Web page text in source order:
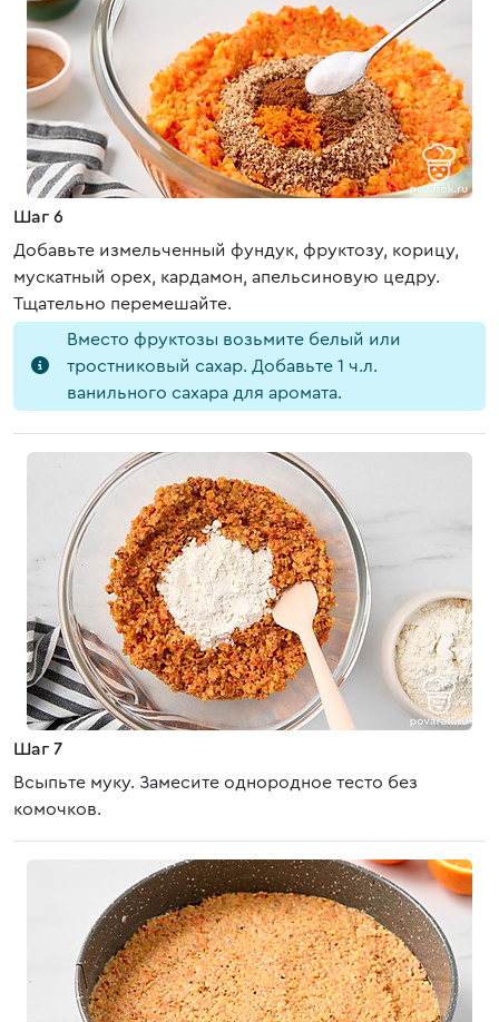
Шаг 6
Добавьте измельченный фундук, фруктозу, корицу,
мускатный орех, кардамон, апельсиновую цедру.
Тщательно перемешайте.
Вместо фруктозы возьмите белый или
тростниковый сахар. Добавьте 1 ч.л.
ванильного сахара для аромата.
Шаг 7
Всыпьте муку. Замесите однородное тесто без
комочков.